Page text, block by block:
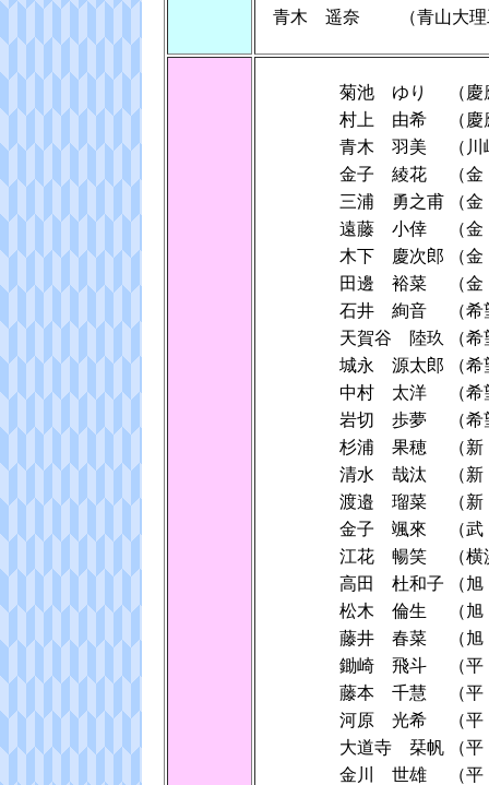
青木 遥奈
（青山大
菊池 ゆり
（
村上 由希
（
青木 羽美
（
金子 綾花
（
三浦 勇之甫
（
遠藤 小倖
（
木下 慶次郎
（
田邊 裕菜
（
石井 絢音
（
天賀谷 陸玖
（
城永 源太郎
（
中村 太洋
（
岩切 歩夢
（
杉浦 果穂
（
清水 哉汰
（
渡邉 瑠菜
（
金子 颯來
（
江花 暢笑
（
高田 杜和子
（
松木 倫生
（
藤井 春菜
（
鋤崎 飛斗
（
藤本 千慧
（
河原 光希
（
大道寺 栞帆
（
金川 世雄
（